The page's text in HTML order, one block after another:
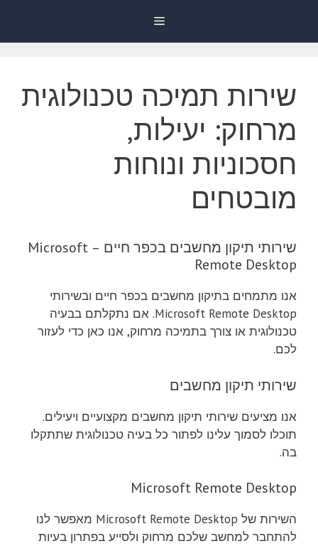
Menu
שירות תמיכה טכנולוגית
מרחוק: יעילות,
חסכוניות ונוחות
מובטחים
שירותי תיקון מחשבים בכפר חיים – Microsoft
Remote Desktop
אנו מתמחים בתיקון מחשבים בכפר חיים ובשירותי
Microsoft Remote Desktop. אם נתקלתם בבעיה
טכנולוגית או צורך בתמיכה מרחוק, אנו כאן כדי לעזור
לכם.
שירותי תיקון מחשבים
אנו מציעים שירותי תיקון מחשבים מקצועיים ויעילים.
תוכלו לסמוך עלינו לפתור כל בעיה טכנולוגית שתתקלו
בה.
Microsoft Remote Desktop
השירות של Microsoft Remote Desktop מאפשר לנו
להתחבר למחשב שלכם מרחוק ולסייע בפתרון בעיות